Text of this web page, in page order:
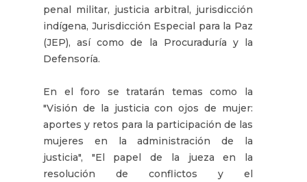
penal militar, justicia arbitral, jurisdicción
indígena, Jurisdicción Especial para la Paz
(JEP), así como de la Procuraduría y la
Defensoría.
En el foro se tratarán temas como la
"Visión de la justicia con ojos de mujer:
aportes y retos para la participación de las
mujeres en la administración de la
justicia", "El papel de la jueza en la
resolución de conflictos y el